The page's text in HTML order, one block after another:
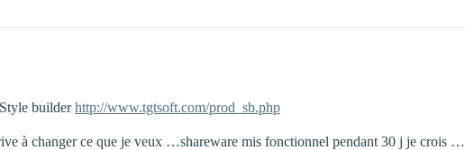
builderhttp://www.tgtsoft.com/prod_sb.php
à changer ce que je veux …shareware mis fonctionnel pendant 30 j je crois …